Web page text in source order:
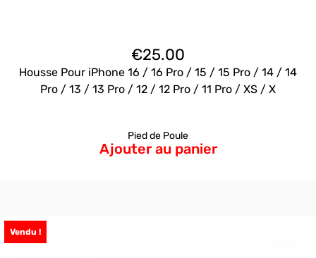
€25.00
Housse Pour iPhone 16 / 16 Pro / 15 / 15 Pro / 14 / 14
Pro / 13 / 13 Pro / 12 / 12 Pro / 11 Pro / XS / X
Pied de Poule
Ajouter au panier
Vendu !